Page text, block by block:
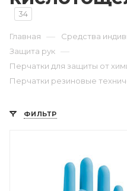
34
Главная — Средства
Защита рук —
Перчатки для защиты от
Перчатки резиновые
ФИЛЬТР